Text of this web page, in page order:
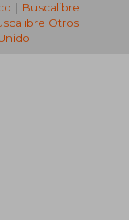
| Buscalibre
Otros